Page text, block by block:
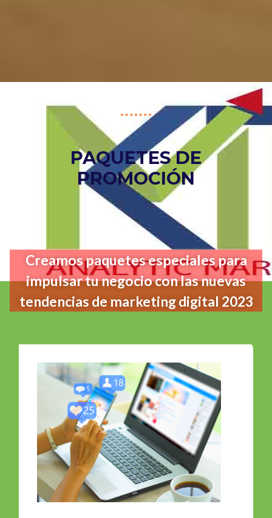
PAQUETES DE
PROMOCIÓN
Creamos paquetes especiales para
impulsar tu negocio con las nuevas
tendencias de marketing digital 2023